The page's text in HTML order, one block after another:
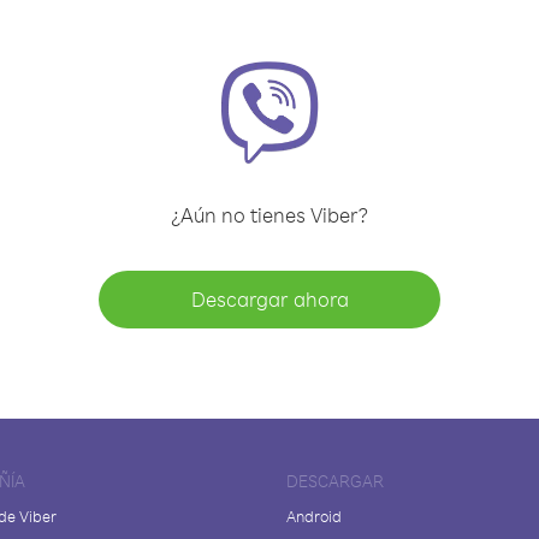
¿Aún no tienes Viber?
Descargar ahora
Viber
DESCARGAR
Android